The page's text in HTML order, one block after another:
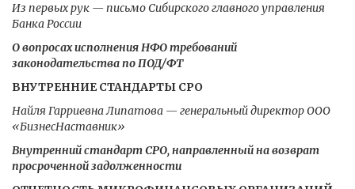
Из первых рук — письмо Сибирского главного управления
Банка России
О вопросах исполнения НФО требований
законодательства по ПОД/ФТ
ВНУТРЕННИЕ СТАНДАРТЫ СРО
Найля Гарриевна Липатова — генеральный директор ООО
«БизнесНаставник»
Внутренний стандарт СРО, направленный на возврат
просроченной задолженности